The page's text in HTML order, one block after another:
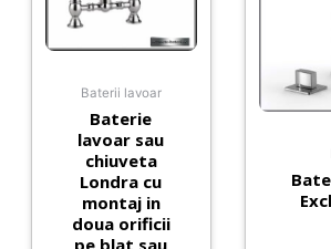
Baterii lavoar
Baterie
lavoar sau
chiuveta
Londra cu
montaj in
doua orificii
pe blat sau